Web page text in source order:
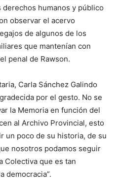
humanos y público
observar el acervo
de algunos de los
que mantenían con
penal de Rawson.
Carla Sánchez Galindo
por el gesto. No se
la Memoria en función del
al Archivo Provincial, esto
un poco de su historia, de su
nosotros podamos seguir
Colectiva que es tan
democracia”.